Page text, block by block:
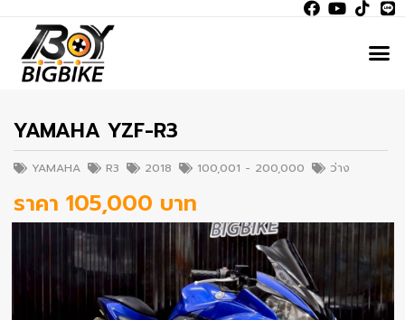
YAMAHA YZF-R3
YAMAHA R3 2018 100,001 - 200,000 ว่าง
ราคา 105,000 บาท